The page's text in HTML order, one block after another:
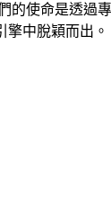
的使命是透過
擎中脫穎而出。